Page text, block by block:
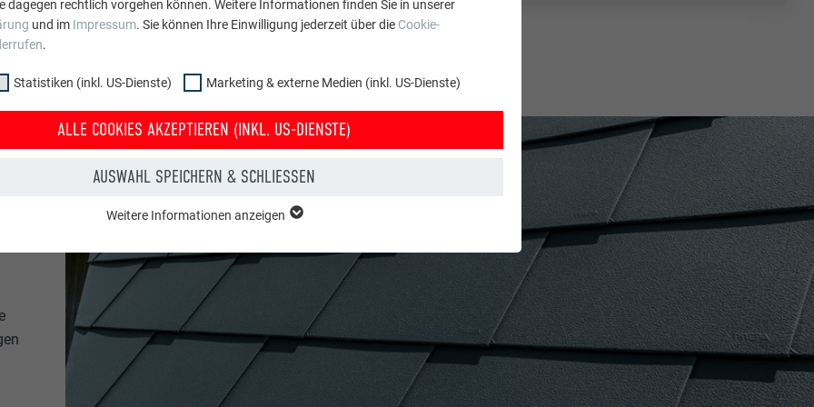
dagegen rechtlich vorgehen können. Weitere Informationen finden Sie in unserer
und im Impressum. Sie können Ihre Einwilligung jederzeit über die Cookie-
.
Statistiken (inkl. US-Dienste) Marketing & externe Medien (inkl. US-Dienste)
ALLE COOKIES AKZEPTIEREN (INKL. US-DIENSTE)
AUSWAHL SPEICHERN & SCHLIESSEN
die Website einwandfrei funktioniert.
PHPSESSID
PHP
Sessione
Cookie-Informationen anzeigen
US-DIENSTE)
US-Dienste)"-Cookies helfen uns zu verstehen, wie die Website genutzt wird.
gesammelt, um die Nutzererfahrung der Website zu verbessern.
Weitere Informationen anzeigen